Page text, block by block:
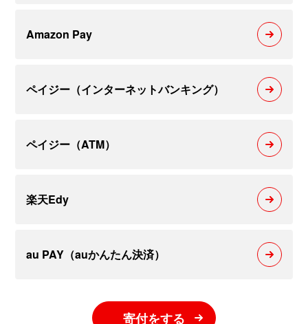
Amazon Pay
ペイジー（インターネットバンキング）
ペイジー（ATM）
楽天Edy
au PAY（auかんたん決済）
寄付をする